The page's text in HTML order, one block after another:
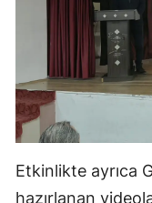
Etkinlikte ayrıca
hazırlanan